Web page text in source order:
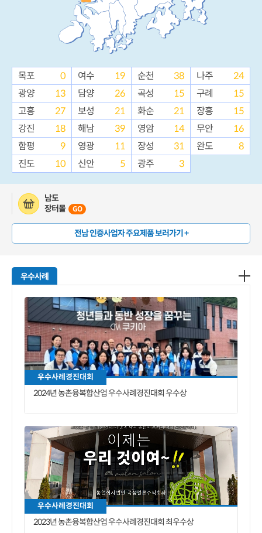
목포 0 여수 19 순천 38 나주
24
광양
13 담양 26 곡성 15 구례
15
고흥
27 보성 21 화순 21 장흥
15
강진
18 해남 39 영암 14 무안
16
함평
9 영광 11 장성 31 완도
8
진도
10 신안 5 광주 3
남도
장터몰
GO
전남 인증사업자 주요제품 보러가기 +
우수사례
우수사례경진대회
2024년 농촌융복합산업 우수사례경진대회 우수상
우수사례경진대회
2023년 농촌융복합산업 우수사례경진대회 최우수상